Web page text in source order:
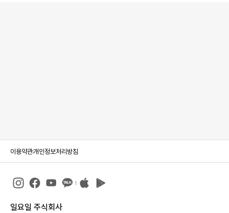
이용약관개인정보처리방침
일요일 주식회사